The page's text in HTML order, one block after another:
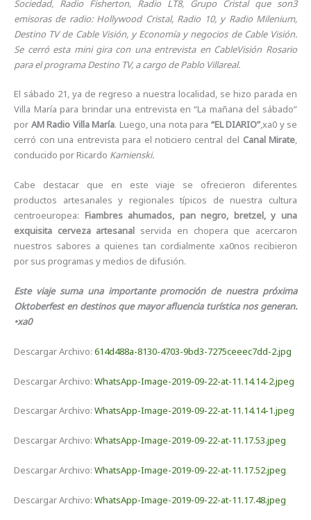
Sociedad, Radio Fisherton, Radio LT8, Grupo Cristal que son3
emisoras de radio: Hollywood Cristal, Radio 10, y Radio Milenium,
Destino TV de Cable Visión, y Economía y negocios de Cable Visión.
Se cerró esta mini gira con una entrevista en CableVisión Rosario
para el programa Destino TV, a cargo de Pablo Villareal.
El sábado 21, ya de regreso a nuestra localidad, se hizo parada en
Villa María para brindar una entrevista en “La mañana del sábado”
por AM Radio Villa María. Luego, una nota para “EL DIARIO”,xa0 y se
cerró con una entrevista para el noticiero central del Canal Mirate,
conducido por Ricardo Kamienski.
Cabe destacar que en este viaje se ofrecieron diferentes
productos artesanales y regionales típicos de nuestra cultura
centroeuropea: Fiambres ahumados, pan negro, bretzel, y una
exquisita cerveza artesanal servida en chopera que acercaron
nuestros sabores a quienes tan cordialmente xa0nos recibieron
por sus programas y medios de difusión.
Este viaje suma una importante promoción de nuestra próxima
Oktoberfest en destinos que mayor afluencia turística nos generan.
•xa0
Descargar Archivo:614d488a-8130-4703-9bd3-7275ceeec7dd-2.jpg
Descargar Archivo:WhatsApp-Image-2019-09-22-at-11.14.14-2.jpeg
Descargar Archivo:WhatsApp-Image-2019-09-22-at-11.14.14-1.jpeg
Descargar Archivo:WhatsApp-Image-2019-09-22-at-11.17.53.jpeg
Descargar Archivo:WhatsApp-Image-2019-09-22-at-11.17.52.jpeg
Descargar Archivo:WhatsApp-Image-2019-09-22-at-11.17.48.jpeg